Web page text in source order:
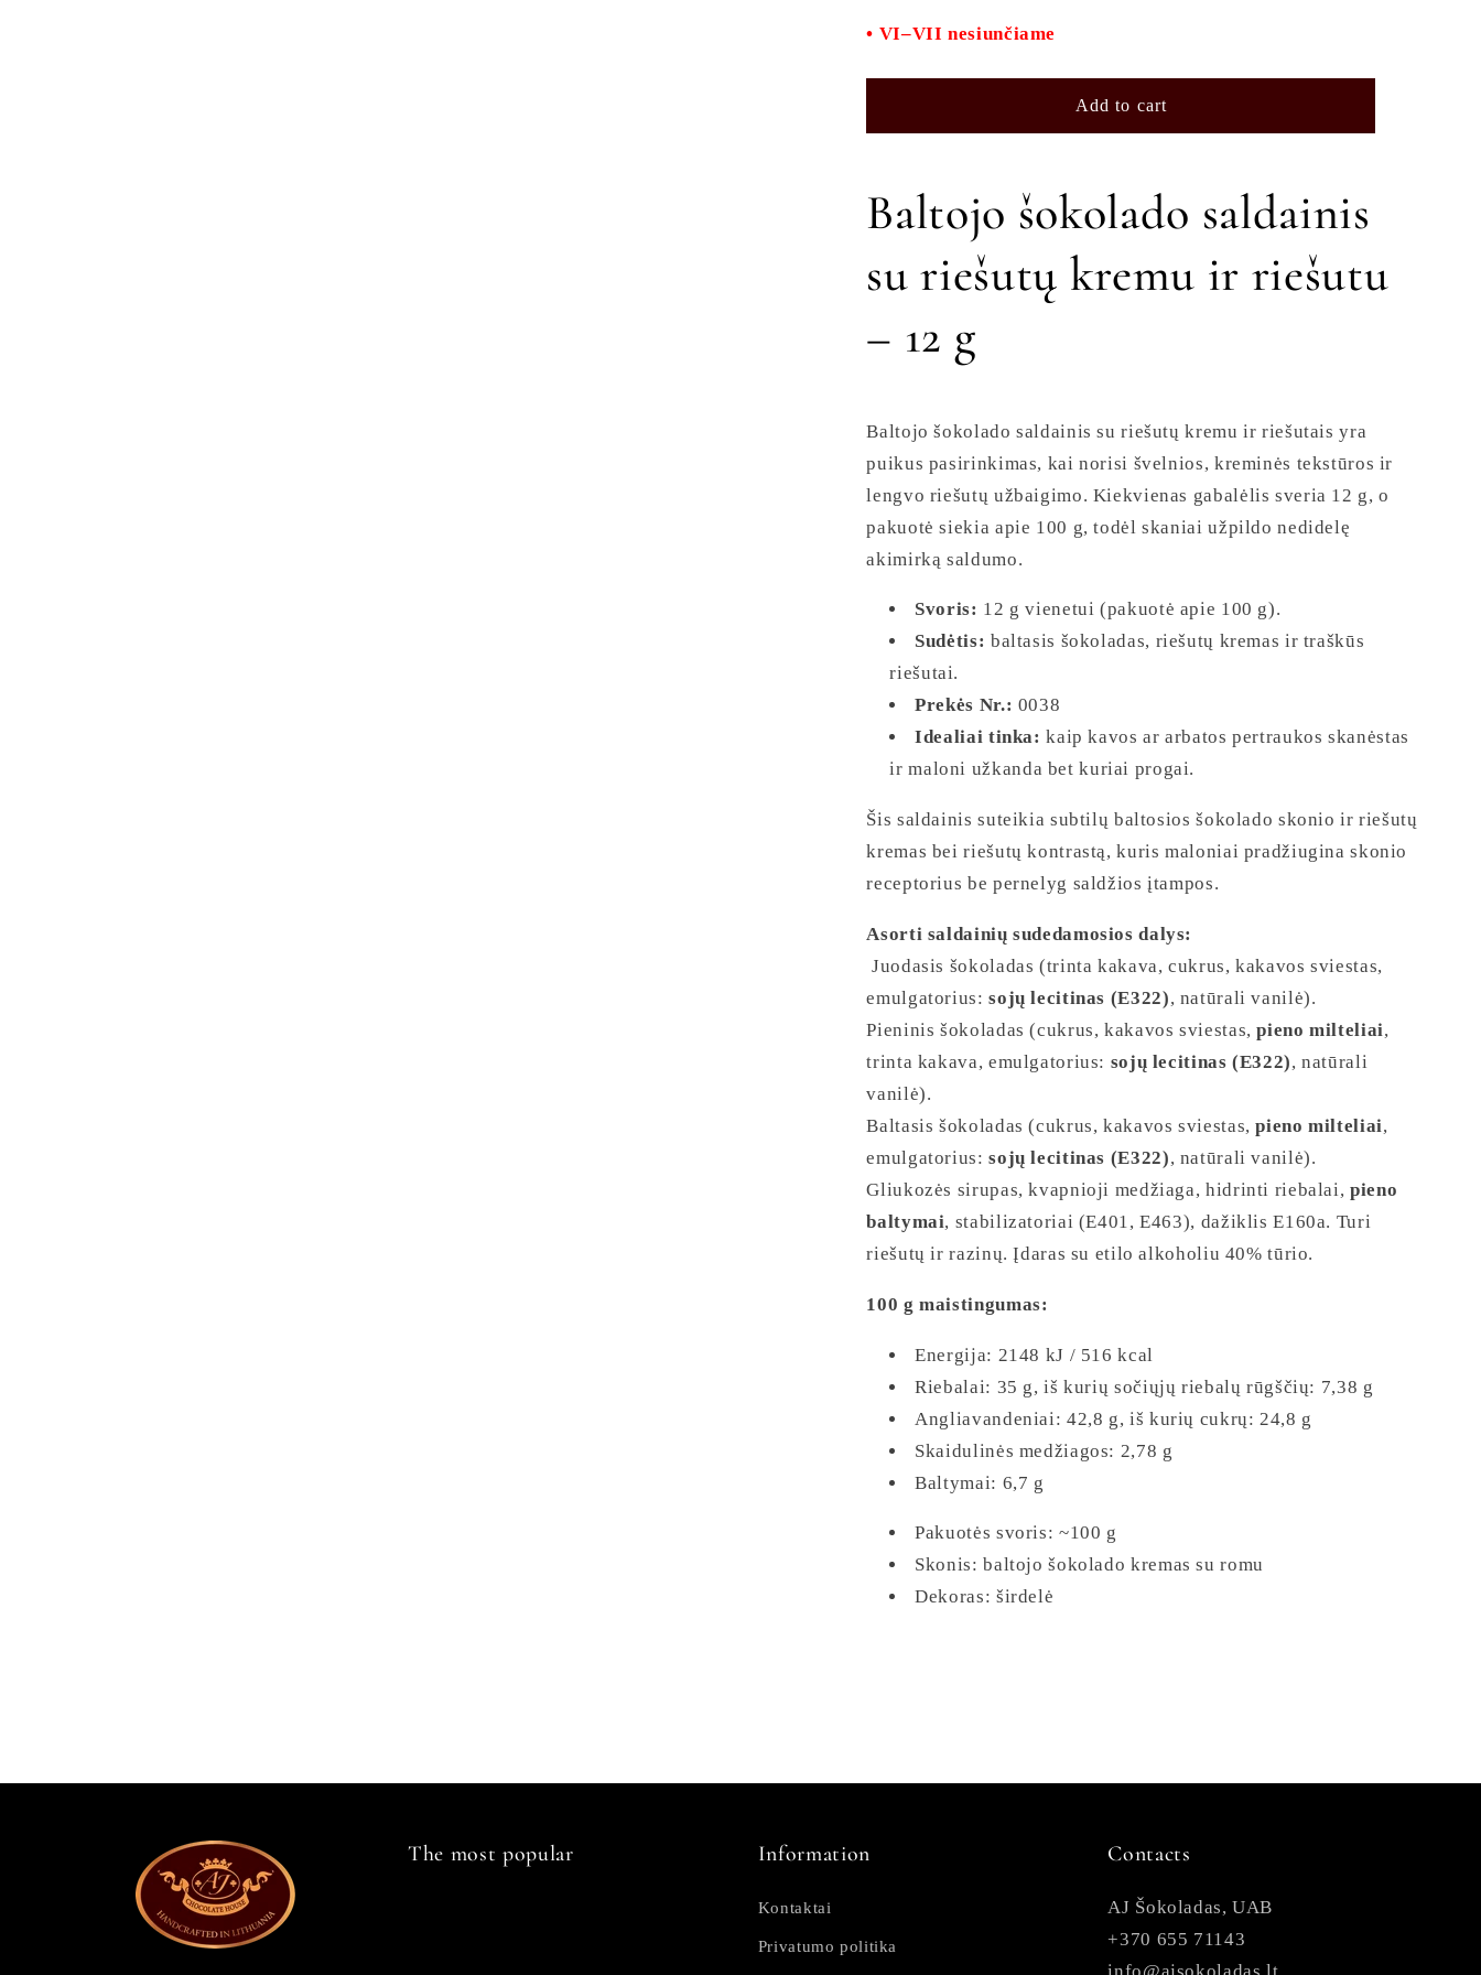
nut
and
no.
0038
nut
and
no.
0038
• VI–VII nesiunčiame
Add to cart
Baltojo šokolado saldainis
su riešutų kremu ir riešutu
– 12 g
Baltojo šokolado saldainis su riešutų kremu ir riešutais yra
puikus pasirinkimas, kai norisi švelnios, kreminės tekstūros ir
lengvo riešutų užbaigimo. Kiekvienas gabalėlis sveria 12 g, o
pakuotė siekia apie 100 g, todėl skaniai užpildo nedidelę
akimirką saldumo.
Svoris: 12 g vienetui (pakuotė apie 100 g).
Sudėtis: baltasis šokoladas, riešutų kremas ir traškūs
riešutai.
Prekės Nr.: 0038
Idealiai tinka: kaip kavos ar arbatos pertraukos skanėstas
ir maloni užkanda bet kuriai progai.
Šis saldainis suteikia subtilų baltosios šokolado skonio ir riešutų
kremas bei riešutų kontrastą, kuris maloniai pradžiugina skonio
receptorius be pernelyg saldžios įtampos.
Asorti saldainių sudedamosios dalys:
Juodasis šokoladas (trinta kakava, cukrus, kakavos sviestas,
emulgatorius:sojų lecitinas (E322), natūrali vanilė).
Pieninis šokoladas (cukrus, kakavos sviestas,pieno milteliai,
trinta kakava, emulgatorius: sojų lecitinas (E322), natūrali
vanilė).
Baltasis šokoladas (cukrus, kakavos sviestas,pieno milteliai,
emulgatorius:sojų lecitinas (E322), natūrali vanilė).
Gliukozės sirupas, kvapnioji medžiaga, hidrinti riebalai, pieno
baltymai, stabilizatoriai (E401, E463), dažiklis E160a. Turi
riešutų ir razinų. Įdaras su etilo alkoholiu 40% tūrio.
100 g maistingumas:
Energija: 2148 kJ / 516 kcal
Riebalai: 35 g, iš kurių sočiųjų riebalų rūgščių: 7,38 g
Angliavandeniai: 42,8 g, iš kurių cukrų: 24,8 g
Skaidulinės medžiagos: 2,78 g
Baltymai: 6,7 g
Pakuotės svoris: ~100 g
Skonis: baltojo šokolado kremas su romu
Dekoras: širdelė
The most popular Information
Kontaktai
Privatumo politika
Contacts
AJ Šokoladas, UAB
+370 655 71143
info@ajsokoladas.lt